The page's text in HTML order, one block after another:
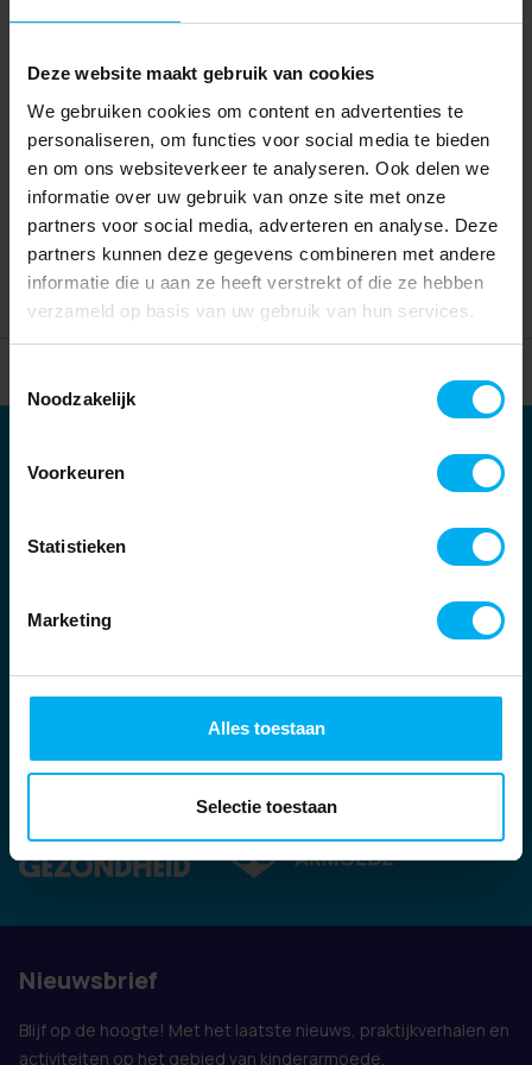
Deze website maakt gebruik van cookies
We gebruiken cookies om content en advertenties te
personaliseren, om functies voor social media te bieden
en om ons websiteverkeer te analyseren. Ook delen we
informatie over uw gebruik van onze site met onze
partners voor social media, adverteren en analyse. Deze
partners kunnen deze gegevens combineren met andere
informatie die u aan ze heeft verstrekt of die ze hebben
verzameld op basis van uw gebruik van hun services.
Noodzakelijk
Voorkeuren
Statistieken
Marketing
Alles toestaan
Selectie toestaan
Partners
Ook vertegenwoordigd door:
Nieuwsbrief
Blijf op de hoogte! Met het laatste nieuws, praktijkverhalen en
activiteiten op het gebied van kinderarmoede.